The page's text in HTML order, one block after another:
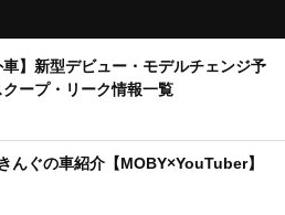
車】新型デビュー・モデルチェンジ予
ープ・リーク情報一覧
んぐの車紹介【MOBY×YouTuber】